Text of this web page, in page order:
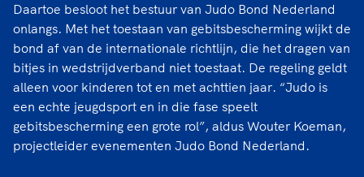
Daartoe besloot het bestuur van Judo Bond Nederland
onlangs. Met het toestaan van gebitsbescherming wijkt de
bond af van de internationale richtlijn, die het dragen van
bitjes in wedstrijdverband niet toestaat. De regeling geldt
alleen voor kinderen tot en met achttien jaar. “Judo is
een echte jeugdsport en in die fase speelt
gebitsbescherming een grote rol”, aldus Wouter Koeman,
projectleider evenementen Judo Bond Nederland.